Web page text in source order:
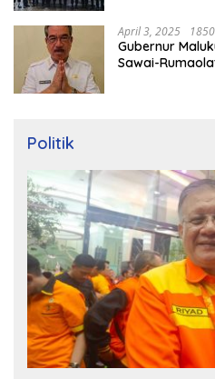
April 3, 2025
Gubernur
Sawai-
Politik